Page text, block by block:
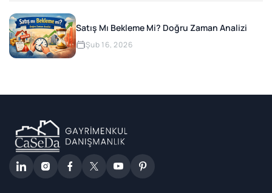
Satış Mı Bekleme Mi? Doğru Zaman Analizi
Şub 16, 2026